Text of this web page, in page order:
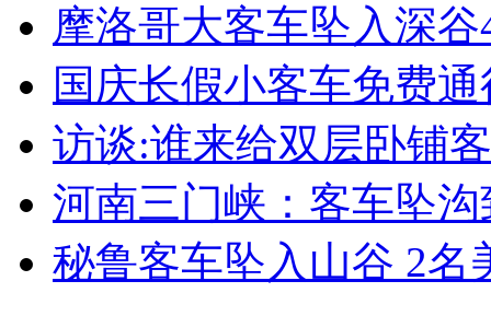
安徽一实载49人客车翻车
走！跟着总书记去植树
消防员救轻生者 花炮节热闹非凡 减压"枕头大战"
摩洛哥大客车坠入深
国庆长假小客车免费
访谈:谁来给双层卧铺
河南三门峡：客车坠沟
秘鲁客车坠入山谷 2名